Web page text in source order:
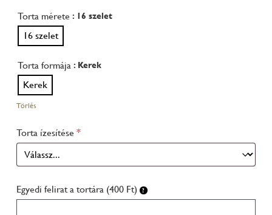
Torta mérete : 16 szelet
16 szelet
Torta formája : Kerek
Kerek
Törlés
Egyedi felirat a tortára (400 Ft)
Torta ízesítése *